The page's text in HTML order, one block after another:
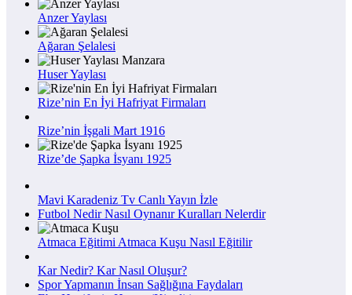
Anzer Yaylası
Ağaran Şelalesi
Huser Yaylası
Rize’nin En İyi Hafriyat Firmaları
Rize’nin İşgali Mart 1916
Rize’de Şapka İsyanı 1925
Mavi Karadeniz Tv Canlı Yayın İzle
Futbol Nedir Nasıl Oynanır Kuralları Nelerdir
Atmaca Eğitimi Atmaca Kuşu Nasıl Eğitilir
Kar Nedir? Kar Nasıl Oluşur?
Spor Yapmanın İnsan Sağlığına Faydaları